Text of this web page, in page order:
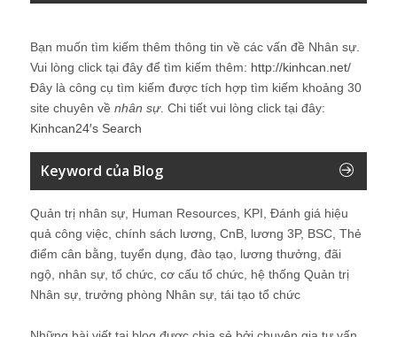
Bạn muốn tìm kiếm thêm thông tin về các vấn đề Nhân sự
Vui lòng click tại đây để tìm kiếm thêm: http://kinhcan.net/
Đây là công cụ tìm kiếm được tích hợp tìm kiếm khoảng 30
site chuyên về nhân sự. Chi tiết vui lòng click tại đây:
Kinhcan24′s Search
Keyword của Blog
Quản trị nhân sự, Human Resources, KPI, Đánh giá hiệu
quả công việc, chính sách lương, CnB, lương 3P, BSC, Thẻ
điểm cân bằng, tuyển dụng, đào tạo, lương thưởng, đãi
ngộ, nhân sự, tổ chức, cơ cấu tổ chức, hệ thống Quản trị
Nhân sự, trưởng phòng Nhân sự, tái tạo tổ chức